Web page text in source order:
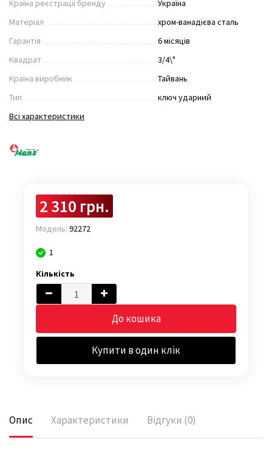
Країна реєстрації бренду
Україна
Матеріал
хром-ванадієва сталь
Гарантія
6 місяців
Квадрат
3/4\"
Країна виробник
Тайвань
Тип
ключ ударний
Всі характеристики
2 310 грн.
Модель: 92272
1
Кількість
До кошика
Купити в один клік
Опис Характеристики Відгуки (0)